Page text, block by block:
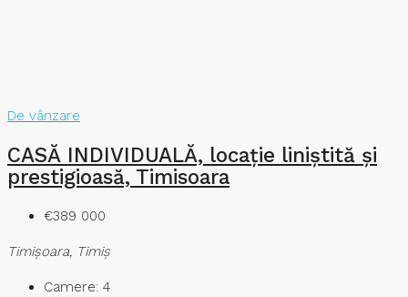
De vânzare
CASĂ INDIVIDUALĂ, locație liniștită și
prestigioasă, Timisoara
€389 000
Timişoara, Timiș
Camere: 4